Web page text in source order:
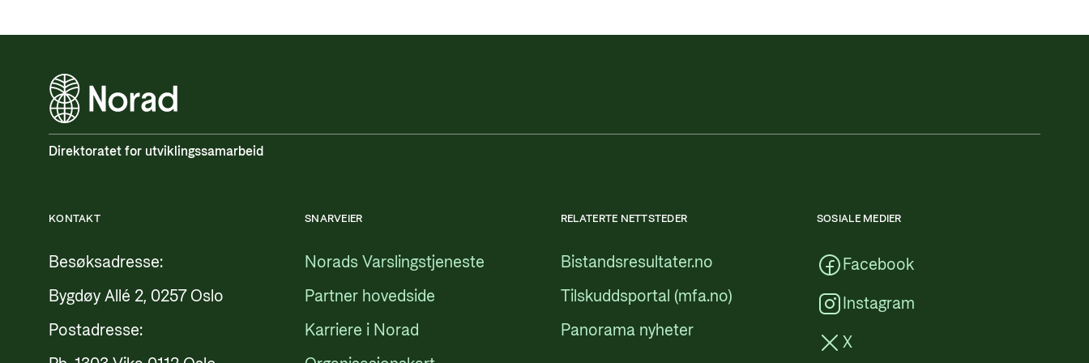
Direktoratet for utviklingssamarbeid
KONTAKT
Besøksadresse:
Bygdøy Allé 2, 0257 Oslo
Postadresse:
SNARVEIER
Norads Varslingstjeneste
Partner hovedside
Karriere i Norad
RELATERTE NETTSTEDER
Bistandsresultater.no
Tilskuddsportal (mfa.no)
Panorama nyheter
SOSIALE MEDIER
Facebook
Instagram
X